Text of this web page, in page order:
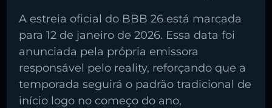
Pesquise aqui a sua rádio favorita:
A estreia oficial do BBB 26 está marcada
para 12 de janeiro de 2026. Essa data foi
anunciada pela própria emissora
responsável pelo reality, reforçando que a
temporada seguirá o padrão tradicional de
início logo no começo do ano,